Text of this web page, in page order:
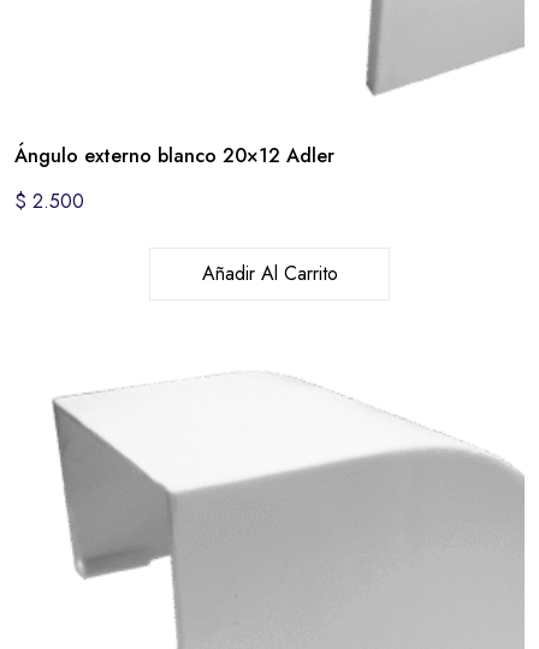
Ángulo externo blanco 20×12 Adler
$ 2.500
Añadir Al Carrito